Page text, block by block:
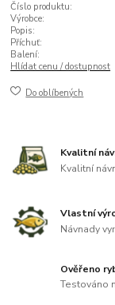
Číslo produktu:
Výrobce:
Popis:
Příchuť:
Balení:
Hlídat cenu / dostupnost
Do oblíbených
Kvalitní
Kvalitní
Vlastní
Návnady
Ověřeno
Testováno